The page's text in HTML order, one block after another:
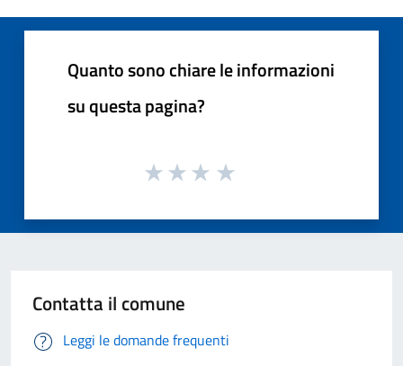
Quanto sono chiare le informazioni
su questa pagina?
Contatta il comune
Leggi le domande frequenti